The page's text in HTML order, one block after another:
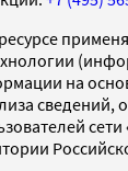
на
сведений,
сети